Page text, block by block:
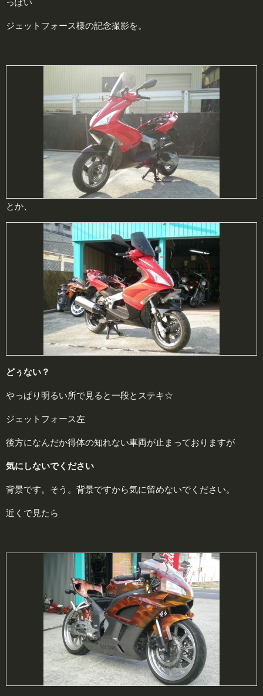
ジェットフォース様の記念撮影を。
とか、
どぅない？
やっぱり明るい所で見ると一段とステキ☆
ジェットフォース左
後方になんだか得体の知れない車両が止まっておりますが
気にしないでください
背景です。そう。背景ですから気に留めないでください。
近くで見たら